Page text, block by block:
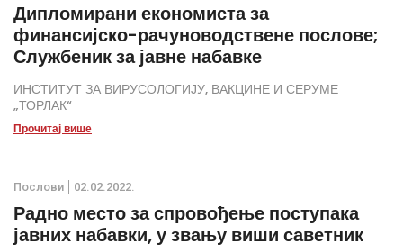
Дипломирани економиста за
финансијско-рачуноводствене послове;
Службеник за јавне набавке
ИНСТИТУТ ЗА ВИРУСОЛОГИЈУ, ВАКЦИНЕ И СЕРУМЕ
„ТОРЛАК“
Прочитај више
Послови 02.02.2022.
Радно место за спровођење поступака
јавних набавки, у звању виши саветник